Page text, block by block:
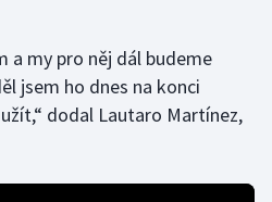
a my pro něj dál budeme
jsem ho dnes na konci
dodal Lautaro Martínez,